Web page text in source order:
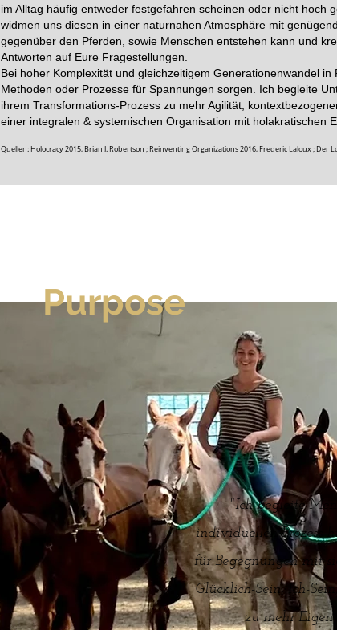
im Alltag häufig entweder festgefahren scheinen oder nicht hoch
widmen uns diesen in einer naturnahen Atmosphäre mit
gegenüber den Pferden, sowie Menschen entstehen kann und
Antworten auf Eure Fragestellungen.
Bei hoher Komplexität und gleichzeitigem Generationenwandel
Methoden oder Prozesse für Spannungen sorgen. Ich begleite
ihrem Transformations-Prozess zu mehr Agilität,
einer integralen & systemischen Organisation mit holakratischen
Quellen: Holocracy 2015, Brian J. Robertson ; Reinventing Organizations 2016, Frederic Laloux ; Der
Purpose
"Ich begleite
individuellen Prozess
für Begegnungen mit
Glücklich-Sein, Ich-
zu mehr